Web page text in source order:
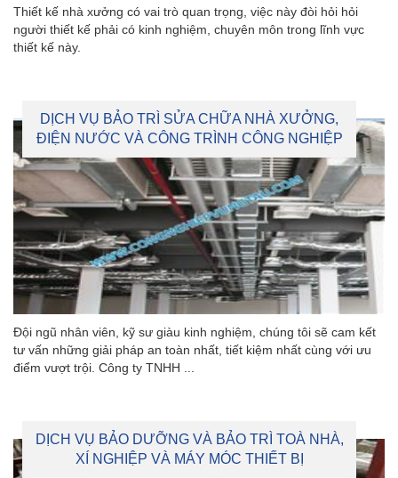
Thiết kế nhà xưởng có vai trò quan trọng, việc này đòi hỏi hỏi
người thiết kế phải có kinh nghiệm, chuyên môn trong lĩnh vực
thiết kế này.
DỊCH VỤ BẢO TRÌ SỬA CHỮA NHÀ XƯỞNG,
ĐIỆN NƯỚC VÀ CÔNG TRÌNH CÔNG NGHIỆP
Đội ngũ nhân viên, kỹ sư giàu kinh nghiệm, chúng tôi sẽ cam kết
tư vấn những giải pháp an toàn nhất, tiết kiệm nhất cùng với ưu
điểm vượt trội. Công ty TNHH ...
DỊCH VỤ BẢO DƯỠNG VÀ BẢO TRÌ TOÀ NHÀ,
XÍ NGHIỆP VÀ MÁY MÓC THIẾT BỊ